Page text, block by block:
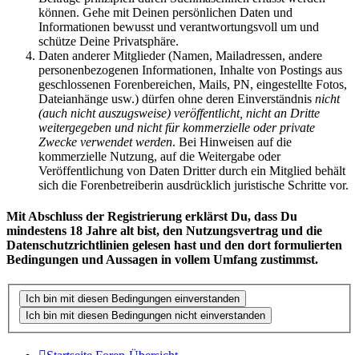
können. Gehe mit Deinen persönlichen Daten und
Informationen bewusst und verantwortungsvoll um und
schütze Deine Privatsphäre.
Daten anderer Mitglieder (Namen, Mailadressen, andere
personenbezogenen Informationen, Inhalte von Postings aus
geschlossenen Forenbereichen, Mails, PN, eingestellte Fotos,
Dateianhänge usw.) dürfen ohne deren Einverständnis nicht
(auch nicht auszugsweise) veröffentlicht, nicht an Dritte
weitergegeben und nicht für kommerzielle oder private
Zwecke verwendet werden. Bei Hinweisen auf die
kommerzielle Nutzung, auf die Weitergabe oder
Veröffentlichung von Daten Dritter durch ein Mitglied behält
sich die Forenbetreiberin ausdrücklich juristische Schritte vor.
Mit Abschluss der Registrierung erklärst Du, dass Du
mindestens 18 Jahre alt bist, den Nutzungsvertrag und die
Datenschutzrichtlinien gelesen hast und den dort formulierten
Bedingungen und Aussagen in vollem Umfang zustimmst.